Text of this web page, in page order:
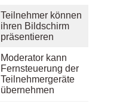
Teilnehmer können
ihren Bildschirm
präsentieren
Moderator kann
Fernsteuerung der
Teilnehmergeräte
übernehmen